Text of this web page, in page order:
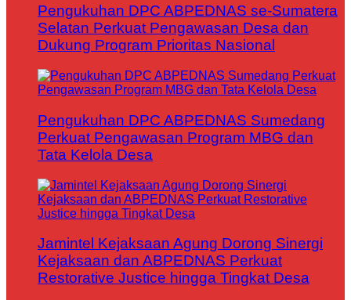
Pengukuhan DPC ABPEDNAS se-Sumatera
Selatan Perkuat Pengawasan Desa dan
Dukung Program Prioritas Nasional
Pengukuhan DPC ABPEDNAS Sumedang
Perkuat Pengawasan Program MBG dan
Tata Kelola Desa
Jamintel Kejaksaan Agung Dorong Sinergi
Kejaksaan dan ABPEDNAS Perkuat
Restorative Justice hingga Tingkat Desa